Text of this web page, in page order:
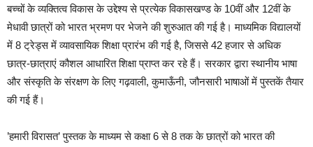
बच्चों के व्यक्तित्व विकास के उद्देश्य से प्रत्येक विकासखण्ड के 10वीं और 12वीं के
मेधावी छात्रों को भारत भ्रमण पर भेजने की शुरुआत की गई है। माध्यमिक विद्यालयों
में 8 ट्रेड्स में व्यावसायिक शिक्षा प्रारंभ की गई है, जिससे 42 हजार से अधिक
छात्र-छात्राएं कौशल आधारित शिक्षा प्राप्त कर रहे हैं। सरकार द्वारा स्थानीय भाषा
और संस्कृति के संरक्षण के लिए गढ़वाली, कुमाऊँनी, जौनसारी भाषाओं में पुस्तकें तैयार
की गई हैं।
’हमारी विरासत’ पुस्तक के माध्यम से कक्षा 6 से 8 तक के छात्रों को भारत की